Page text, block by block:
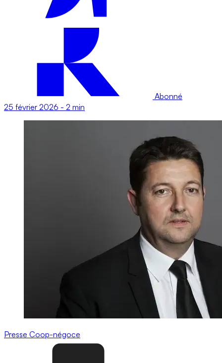
Abonné
25 février 2026 - 2 min
Presse Coop-négoce